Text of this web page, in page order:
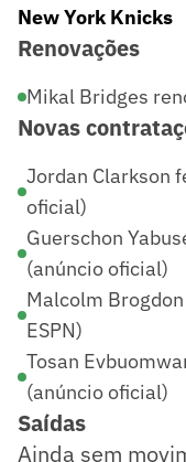
New York Knicks
Renovações
Mikal Bridges
Novas
Jordan Clarkson
oficial)
Guerschon
(anúncio oficial)
Malcolm
ESPN)
Tosan
(anúncio oficial)
Saídas
Ainda sem